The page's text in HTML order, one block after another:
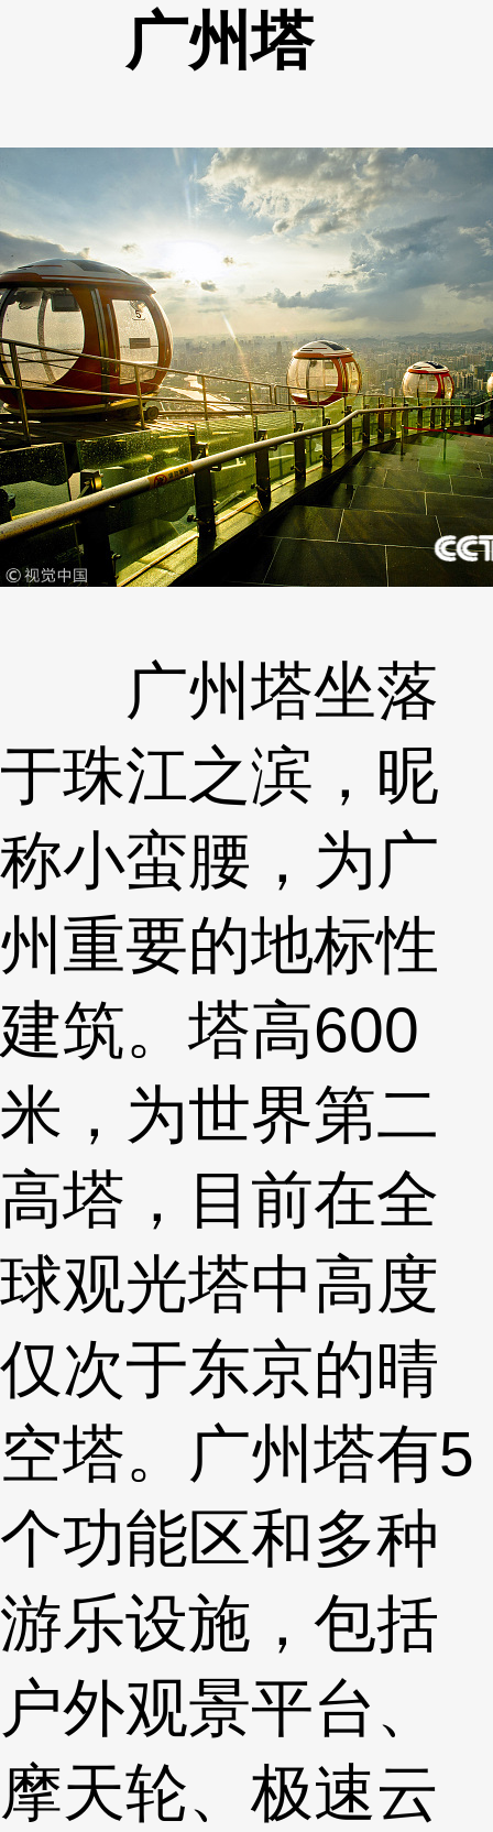
广州塔
广州塔坐落
于珠江之滨，昵
称小蛮腰，为广
州重要的地标性
建筑。塔高600
米，为世界第二
高塔，目前在全
球观光塔中高度
仅次于东京的晴
空塔。广州塔有5
个功能区和多种
游乐设施，包括
户外观景平台、
摩天轮、极速云